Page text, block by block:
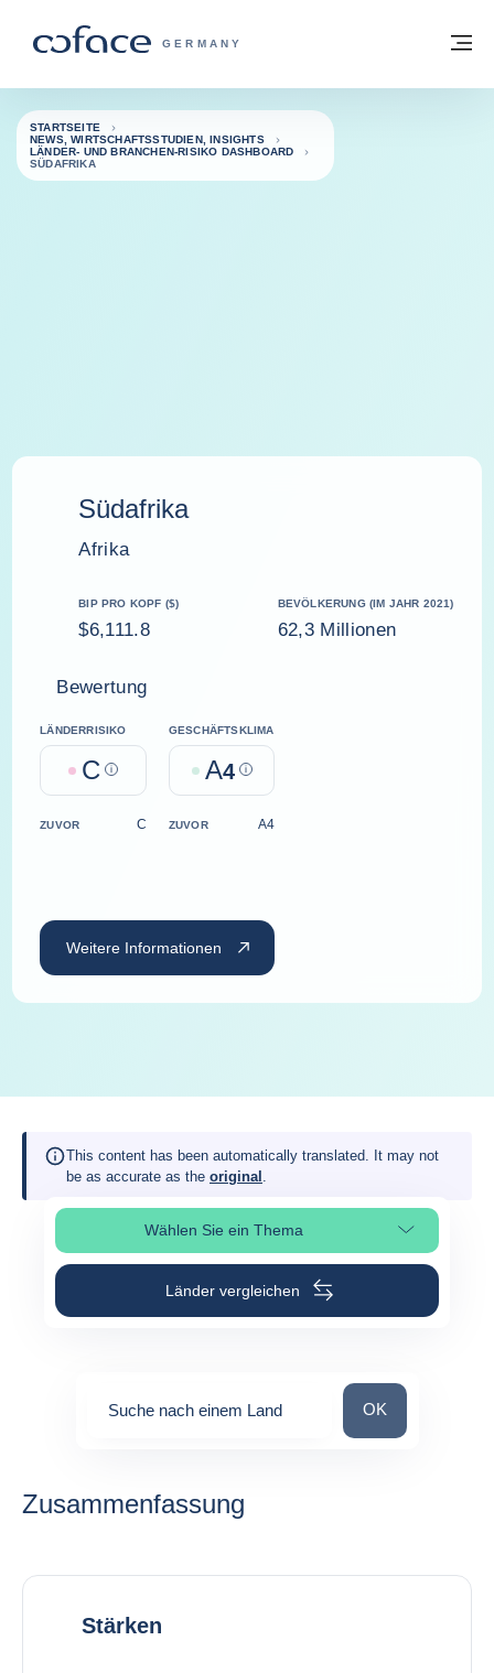
COFACE FOR TRADE - WEBSEITE DER
GERMANY
Zurück zur Startseite
STARTSEITE
NEWS, WIRTSCHAFTSSTUDIEN, INSIGHTS
LÄNDER- UND BRANCHEN-RISIKO DASHBOARD
SÜDAFRIKA
Südafrika
Afrika
BIP PRO KOPF ($)
$6,111.8
BEVÖLKERUNG (IM JAHR 2021)
62,3 Millionen
Bewertung
LÄNDERRISIKO
C Help
GESCHÄFTSKLIMA
A4 Help
ZUVOR C ZUVOR A4
Weitere Informationen
This content has been automatically translated. It may not
be as accurate as the original .
Wählen Sie ein ThemaSeitenabschnitt auswählen
Länder vergleichen
Suche nach einem Land Suche nach
OK
Zusammenfassung
Stärken